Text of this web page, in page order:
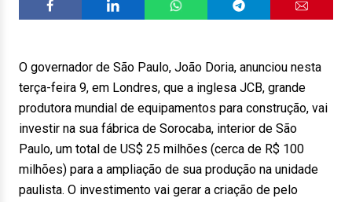
O governador de São Paulo, João Doria, anunciou nesta
terça-feira 9, em Londres, que a inglesa JCB, grande
produtora mundial de equipamentos para construção, vai
investir na sua fábrica de Sorocaba, interior de São
Paulo, um total de US$ 25 milhões (cerca de R$ 100
milhões) para a ampliação de sua produção na unidade
paulista. O investimento vai gerar a criação de pelo